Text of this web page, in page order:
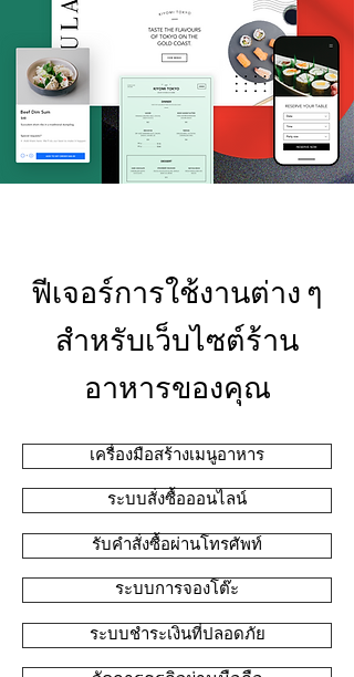
ฟีเจอร์การใช้งานต่าง ๆ
สำหรับเว็บไซต์ร้าน
อาหารของคุณ
ระบบสั่งซื้อออนไลน์
รับคำสั่งซื้อผ่านโทรศัพท์
ระบบชำระเงินที่ปลอดภัย
ระบบการจองโต๊ะ
เครื่องมือสร้างเมนูอาหาร